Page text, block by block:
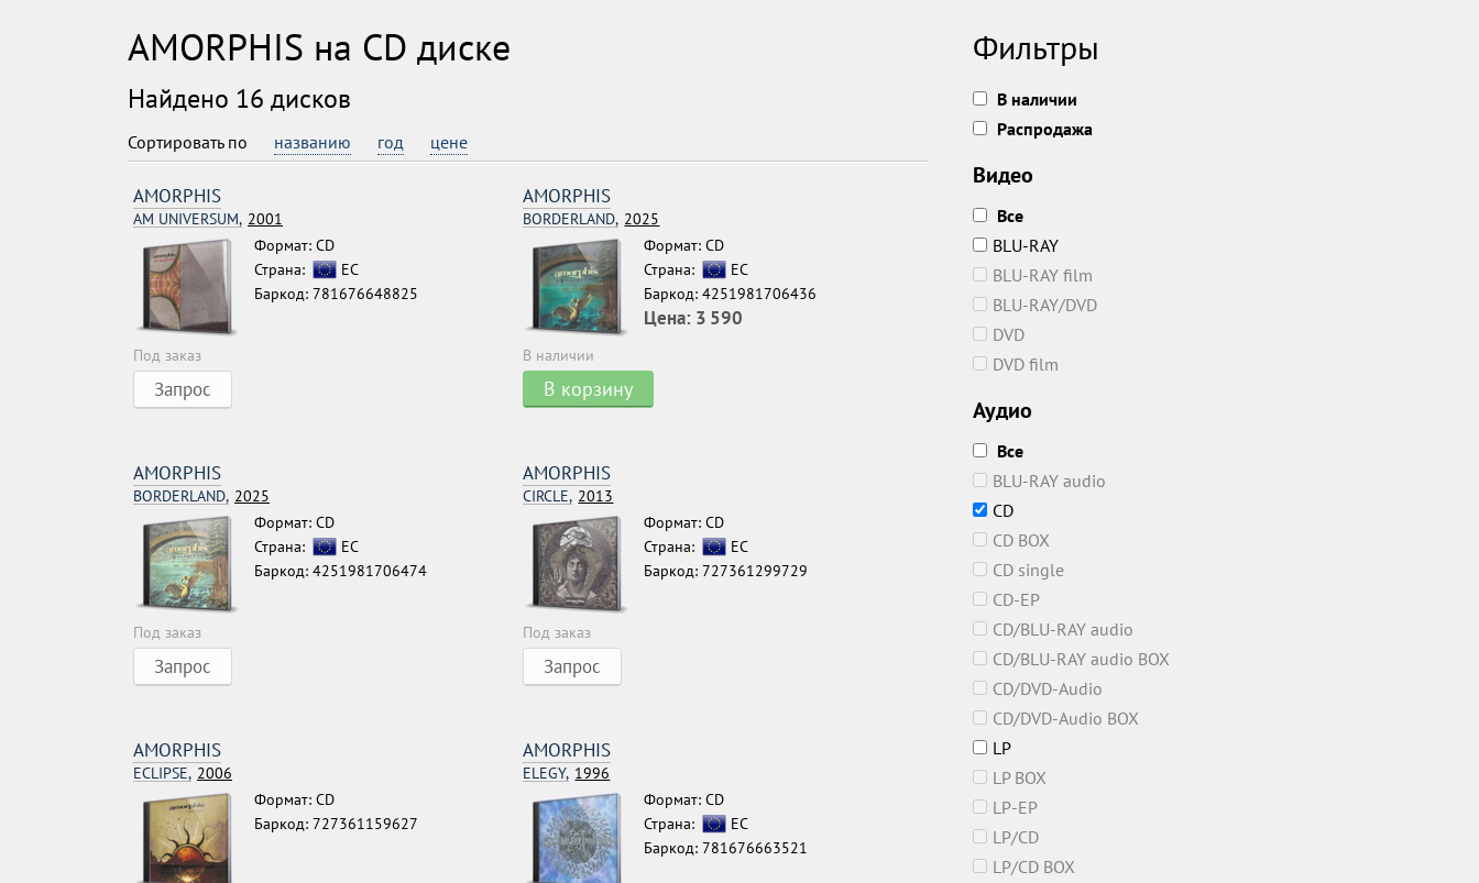
AMORPHIS на CD диске
Найдено 16 дисков
Сортировать по названию год цене
AMORPHIS
AM UNIVERSUM, 2001
Формат: CD
Страна:
ЕС
Баркод: 781676648825
Под заказ
Запрос
AMORPHIS
BORDERLAND, 2025
Формат: CD
Страна:
ЕС
Баркод: 4251981706436
Цена: 3 590
В наличии
В корзину
AMORPHIS
BORDERLAND, 2025
Формат: CD
Страна:
ЕС
Баркод: 4251981706474
Под заказ
Запрос
AMORPHIS
CIRCLE, 2013
Формат: CD
Страна:
ЕС
Баркод: 727361299729
Под заказ
Запрос
AMORPHIS
ECLIPSE, 2006
Формат: CD
Баркод: 727361159627
AMORPHIS
ELEGY, 1996
Формат: CD
Страна:
ЕС
Баркод: 781676663521
Фильтры
В наличии
Распродажа
Видео
Все
BLU-RAY
BLU-RAY film
BLU-RAY/DVD
DVD
DVD film
Аудио
Все
BLU-RAY audio
CD
CD BOX
CD single
CD-EP
CD/BLU-RAY audio
CD/BLU-RAY audio BOX
CD/DVD-Audio
CD/DVD-Audio BOX
LP
LP BOX
LP-EP
LP/CD
LP/CD BOX